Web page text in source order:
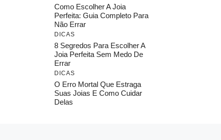
Como Escolher A Joia
Perfeita: Guia Completo Para
Não Errar
DICAS
8 Segredos Para Escolher A
Joia Perfeita Sem Medo De
Errar
DICAS
O Erro Mortal Que Estraga
Suas Joias E Como Cuidar
Delas